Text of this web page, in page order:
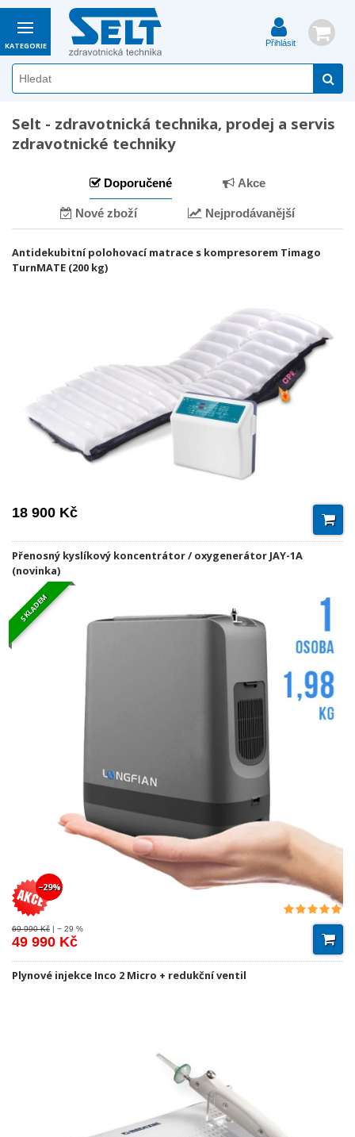
Přihlásit
KATEGORIE
Selt - zdravotnická technika, prodej a servis
zdravotnické techniky
Doporučené Akce
Nové zboží Nejprodávanější
Antidekubitní polohovací matrace s kompresorem Timago
TurnMATE (200 kg)
18 900 Kč
Přenosný kyslíkový koncentrátor / oxygenerátor JAY-1A
(novinka)
−29%
SKLADEM
69 990 Kč | − 29 %
49 990 Kč
Plynové injekce Inco 2 Micro + redukční ventil